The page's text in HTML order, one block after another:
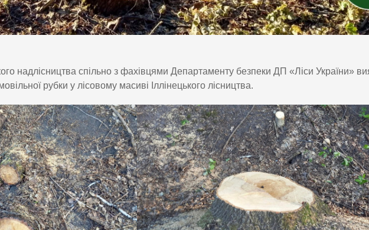
надлісництва спільно з фахівцями Департаменту безпеки ДП «Ліси України»
рубки у лісовому масиві Іллінецького лісництва.